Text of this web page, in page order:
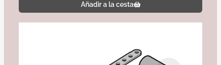
Añadir a la cesta